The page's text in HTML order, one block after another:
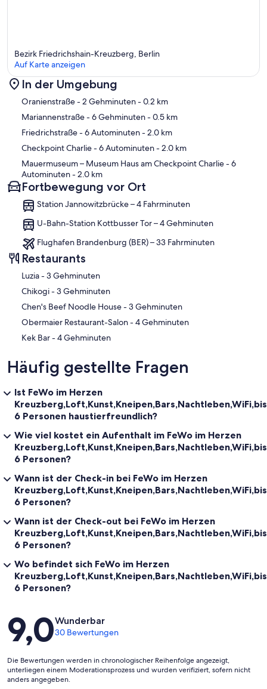
Karte
Bezirk Friedrichshain-Kreuzberg, Berlin
Auf Karte anzeigen
In der Umgebung
Oranienstraße- 2 Gehminuten- 0.2 km
Mariannenstraße- 6 Gehminuten- 0.5 km
Friedrichstraße- 6 Autominuten- 2.0 km
Checkpoint Charlie- 6 Autominuten- 2.0 km
Mauermuseum – Museum Haus am Checkpoint Charlie- 6
Autominuten- 2.0 km
Fortbewegung vor Ort
Station Jannowitzbrücke – 4 Fahrminuten
U-Bahn-Station Kottbusser Tor – 4 Gehminuten
Flughafen Brandenburg (BER) – 33 Fahrminuten
Restaurants
‪Luzia - ‬3 Gehminuten
‪Chikogi - ‬3 Gehminuten
‪Chen's Beef Noodle House - ‬3 Gehminuten
‪Obermaier Restaurant-Salon - ‬4 Gehminuten
‪Kek Bar - ‬4 Gehminuten
Häufig gestellte Fragen
Ist FeWo im Herzen
Kreuzberg,Loft,Kunst,Kneipen,Bars,Nachtleben,WiFi,bis
6 Personen haustierfreundlich?
Wie viel kostet ein Aufenthalt im FeWo im Herzen
Kreuzberg,Loft,Kunst,Kneipen,Bars,Nachtleben,WiFi,bis
6 Personen?
Wann ist der Check-in bei FeWo im Herzen
Kreuzberg,Loft,Kunst,Kneipen,Bars,Nachtleben,WiFi,bis
6 Personen?
Wann ist der Check-out bei FeWo im Herzen
Kreuzberg,Loft,Kunst,Kneipen,Bars,Nachtleben,WiFi,bis
6 Personen?
Wo befindet sich FeWo im Herzen
Kreuzberg,Loft,Kunst,Kneipen,Bars,Nachtleben,WiFi,bis
6 Personen?
Bewertungen
9,0Wunderbar
30 Bewertungen
Die Bewertungen werden in chronologischer Reihenfolge angezeigt,
unterliegen einem Moderationsprozess und wurden verifiziert, sofern nicht
anders angegeben.